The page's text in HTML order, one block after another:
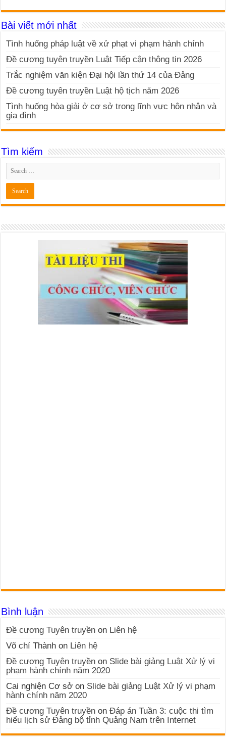
Bài viết mới nhất
Tình huống pháp luật về xử phạt vi phạm hành chính
Đề cương tuyên truyền Luật Tiếp cận thông tin 2026
Trắc nghiệm văn kiện Đại hội lần thứ 14 của Đảng
Đề cương tuyên truyền Luật hộ tịch năm 2026
Tình huống hòa giải ở cơ sở trong lĩnh vực hôn nhân và
gia đình
Tìm kiếm
Bình luận
Đề cương Tuyên truyền on Liên hệ
Võ chí Thành on Liên hệ
Đề cương Tuyên truyền on Slide bài giảng Luật Xử lý vi
phạm hành chính năm 2020
Cai nghiện Cơ sở on Slide bài giảng Luật Xử lý vi phạm
hành chính năm 2020
Đề cương Tuyên truyền onĐáp án Tuần 3: cuộc thi tìm
hiểu lịch sử Đảng bộ tỉnh Quảng Nam trên Internet